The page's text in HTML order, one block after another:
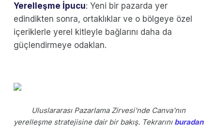
Yerelleşme İpucu: Yeni bir pazarda yer
edindikten sonra, ortaklıklar ve o bölgeye özel
içeriklerle yerel kitleyle bağlarını daha da
güçlendirmeye odaklan.
Uluslararası Pazarlama Zirvesi'nde Canva'nın
yerelleşme stratejisine dair bir bakış. Tekrarını buradan